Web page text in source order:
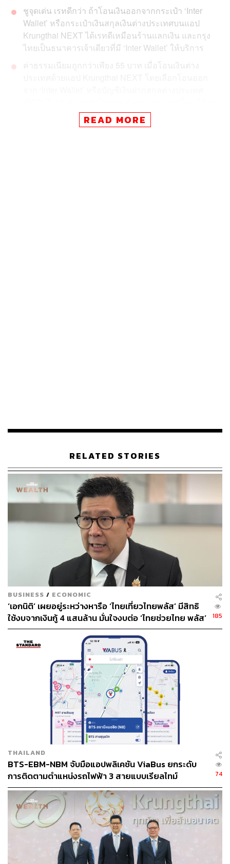
ชูจุดเด่น เรทดีกว่า ถ้าโอนเงินออกจากกระเป๋า ‘Inter
Wallet’ หรือกระเป๋าเงินสกุลเงินต่างประเทศบนแอป
Krungthai NEXT ได้เรทดีเหมือนร้านแลกเงิน และกรุง
ไทยเป็นธนาคารเจ้าเดียวที่มี ‘Inter Wallet’ ให้บริการ
ค่าธรรมเนียมถูกกว่าเพียง 55 บาท เมื่อโอนเงินต่าง
สหรัฐอเมริกา (USD), อังกฤษ (GBP), สิงคโปร์ (SGD)
และฮ่องกง (HKD) สูงสุด 5 แสนบาทต่อรายการ ไม่
‘Krungthai WARP’ (กรุงไทย วาร์ป) ระบบโอนเงินต่าง
ประเทศที่ ‘ถูก เร็ว เรทดี มั่นใจว่าถึงปลายทางชัวร์’
ดีที่ปัจจุบันมีช่องทางการโอนเงินไปต่างประเทศที่ช่วยเคลียร์
ทุกปัญหาความยุ่งยาก เช่น ‘Krungthai WARP’ (กรุงไทย วาร์
ป) บริการโอนเงินต่างประเทศด้วยระบบอัจฉริยะบน
แอปพลิเคชัน Krungthai NEXT ที่ช่วยให้การโอนเงินต่าง
ประเทศสะดวก รวดเร็ว ตรวจสอบและยืนยันข้อมูลแบบเรียล
ไทม์ ค่าธรรมเนียมถูก ทำได้ง่ายๆ สบายๆ อยู่ที่บ้านตลอด 24
ชั่วโมง มาพร้อมจุดเด่นมากมาย ไม่ว่าจะเป็น
เรทดียิ่งถ้าโอนผ่านกระเป๋า ‘Inter Wallet’ บนแอป Krungthai
NEXT นอกจากจะได้ความสะดวก รวดเร็ว ยังได้เรทเดียวกับ
เคาน์เตอร์แลกเงิน สำหรับใครที่สงสัยว่า Inter Wallet คือ
อะไร และจะสมัครใช้งานได้อย่างไร เดี๋ยวเล่าอีกทีแบบ
ค่าธรรมเนียมถูกตอนนี้กรุงไทยมีโปรโมชันค่าธรรมเนียม
เพียง 55 บาท เมื่อโอนเงินต่างประเทศด้วยแอป Krungthai
NEXT โดยเลือกโอนออกจาก ‘Inter Wallet’ หรือบัญชีเงินฝาก
สกุลต่างประเทศ (FCD) โอนได้สูงสุด 5 แสนบาทต่อรายการ
ไป 4 ประเทศ เป็นสกุลเงินของประเทศนั้นๆ ได้แก่
สหรัฐอเมริกา (USD), อังกฤษ (GBP), สิงคโปร์ (SGD) และ
ฮ่องกง (HKD) ตั้งแต่วันนี้ถึง 30 กันยายน 2565
ชั่วโมง โอนจากที่ไหน เมื่อไรก็ได้ โอนได้สูงสุดถึง 1.5 ล้าน
บาทต่อครั้ง เพิ่มความมั่นใจทั้งคนโอนและผู้รับ เพราะมีสลิป
อิเล็กทรอนิกส์เป็นหลักฐานการโอน
READ MORE
RELATED STORIES
BUSINESS / ECONOMIC
‘เอกนิติ’ เผยอยู่ระหว่างหารือ ‘ไทยเที่ยวไทยพลัส’ มีสิทธิ
ใช้งบจากเงินกู้ 4 แสนล้าน มั่นใจงบต่อ ‘ไทยช่วยไทย พลัส’
เฟส 2 มีเพียงพอ
185
THAILAND
BTS-EBM-NBM จับมือแอปพลิเคชัน ViaBus ยกระดับ
การติดตามตำแหน่งรถไฟฟ้า 3 สายแบบเรียลไทม์
74